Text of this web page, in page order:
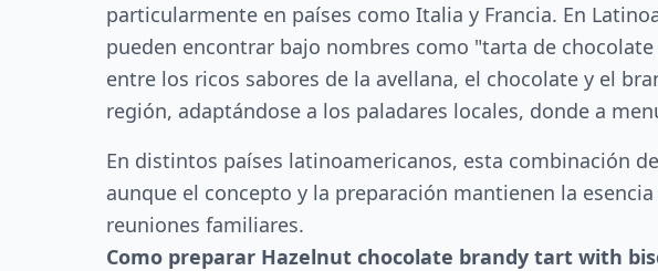
particularmente en países como Italia y Francia. En
pueden encontrar bajo nombres como "tarta de
entre los ricos sabores de la avellana, el chocolate y el
región, adaptándose a los paladares locales, donde a
En distintos países latinoamericanos, esta combinación
aunque el concepto y la preparación mantienen la
reuniones familiares.
Como preparar Hazelnut chocolate brandy tart with